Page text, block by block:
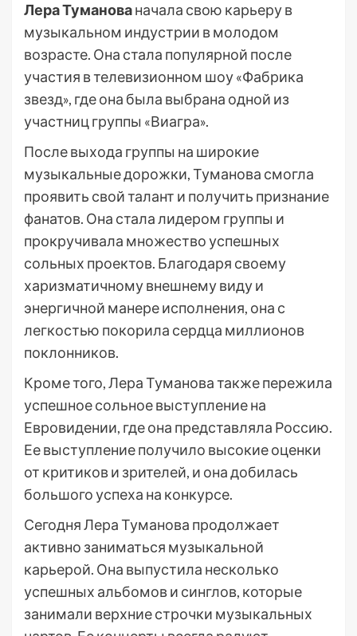
Лера Туманованачала свою карьеру в
музыкальном индустрии в молодом
возрасте. Она стала популярной после
участия в телевизионном шоу «Фабрика
звезд», где она была выбрана одной из
участниц группы «Виагра».
После выхода группы на широкие
музыкальные дорожки, Туманова смогла
проявить свой талант и получить признание
фанатов. Она стала лидером группы и
прокручивала множество успешных
сольных проектов. Благодаря своему
харизматичному внешнему виду и
энергичной манере исполнения, она с
легкостью покорила сердца миллионов
поклонников.
Кроме того, Лера Туманова также пережила
успешное сольное выступление на
Евровидении, где она представляла Россию.
Ее выступление получило высокие оценки
от критиков и зрителей, и она добилась
большого успеха на конкурсе.
Сегодня Лера Туманова продолжает
активно заниматься музыкальной
карьерой. Она выпустила несколько
успешных альбомов и синглов, которые
занимали верхние строчки музыкальных